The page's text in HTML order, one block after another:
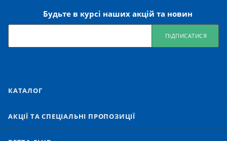
Будьте в курсі наших акцій та новин
ПІДПИСАТИСЯ
КАТАЛОГ
АКЦІЇ ТА СПЕЦІАЛЬНІ ПРОПОЗИЦІЇ